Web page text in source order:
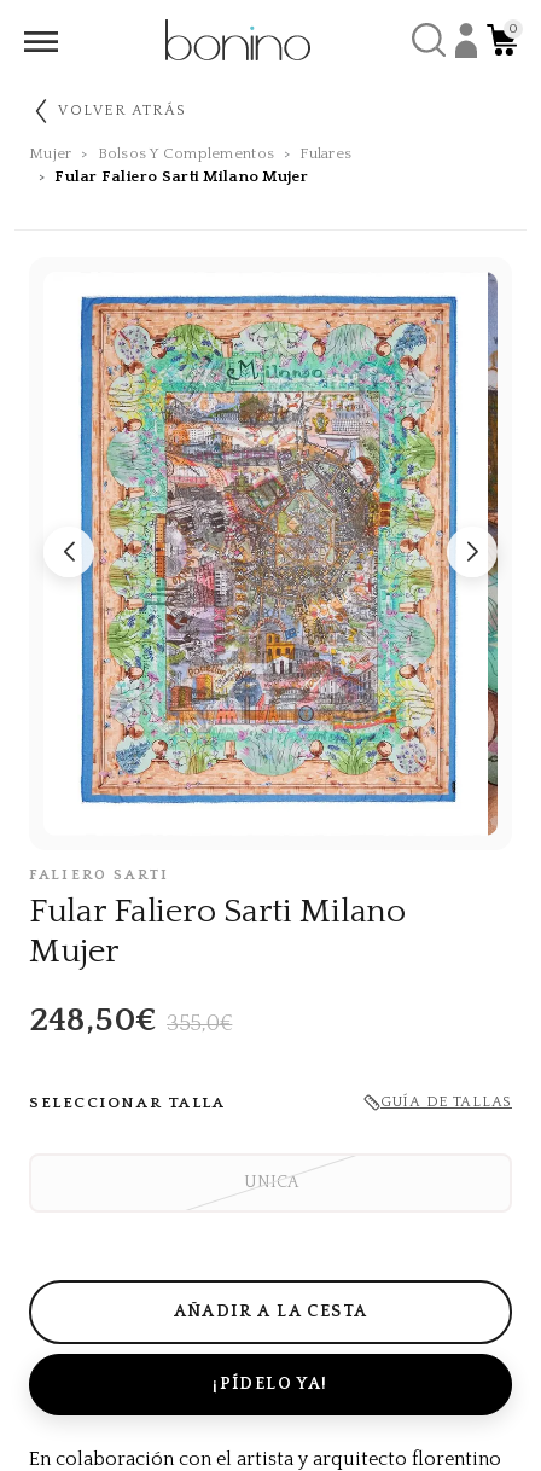
0
VOLVER ATRÁS
Mujer Bolsos Y Complementos
Fulares
Fular Faliero Sarti Milano Mujer
FALIERO SARTI
Fular Faliero Sarti Milano
Mujer
248,50€ 355,0€
SELECCIONAR TALLA GUÍA DE TALLAS
UNICA
¡PÍDELO YA!
En colaboración con el artista y arquitecto florentino